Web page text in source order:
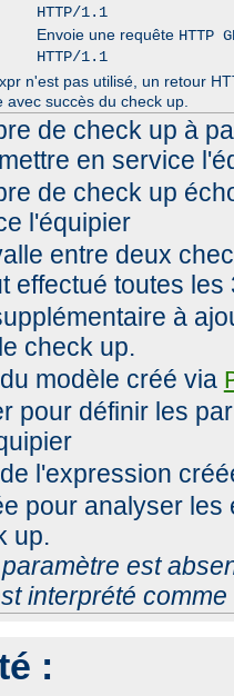
HTTP/1.1
Envoie une requête HTTP
HTTP/1.1
n'est pas utilisé, un retour
avec succès du check up.
de check up à
en service
de check up
l'équipier
entre deux
effectué toutes
à
check up.
modèle créé via
pour définir les
l'expression
pour analyser
up.
est
interprété
: